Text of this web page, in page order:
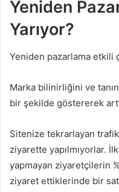
Yeniden
Yarıyor?
Yeniden pazarlama etkili
Marka bilinirliğini ve
bir şekilde göstererek
Sitenize tekrarlayan
ziyarette yapılmıyorlar.
yapmayan ziyaretçilerin
ziyaret ettiklerinde bir